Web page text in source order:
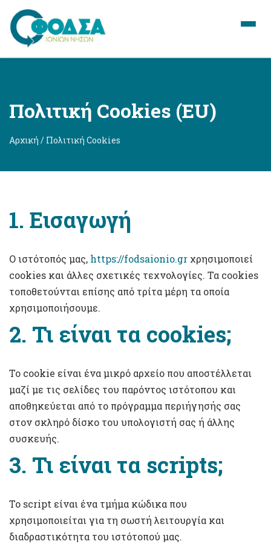
Πολιτική Cookies (EU)
Αρχική / Πολιτική Cookies
1. Εισαγωγή
Ο ιστότοπός μας, https://fodsaionio.gr χρησιμοποιεί
cookies και άλλες σχετικές τεχνολογίες. Τα cookies
τοποθετούνται επίσης από τρίτα μέρη τα οποία
χρησιμοποιήσουμε.
2. Τι είναι τα cookies;
Το cookie είναι ένα μικρό αρχείο που αποστέλλεται
μαζί με τις σελίδες του παρόντος ιστότοπου και
αποθηκεύεται από το πρόγραμμα περιήγησής σας
στον σκληρό δίσκο του υπολογιστή σας ή άλλης
συσκευής.
3. Τι είναι τα scripts;
Το script είναι ένα τμήμα κώδικα που
χρησιμοποιείται για τη σωστή λειτουργία και
διαδραστικότητα του ιστότοπού μας.